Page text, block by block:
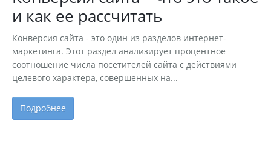
и как ее рассчитать
Конверсия сайта - это один из разделов интернет-
маркетинга. Этот раздел анализирует процентное
соотношение числа посетителей сайта с действиями
целевого характера, совершенных на...
Подробнее